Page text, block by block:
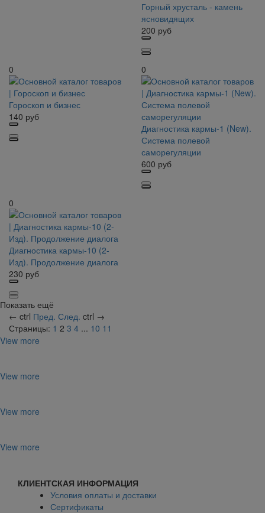
Горный хрусталь - камень
ясновидящих
200 руб
0
Гороскоп и бизнес
140 руб
0
Диагностика кармы-1 (New).
Система полевой
саморегуляции
600 руб
0
Диагностика кармы-10 (2-
Изд). Продолжение диалога
230 руб
Показать ещё
← ctrl Пред. След. ctrl →
Страницы: 1 2 3 4 ... 10 11
View more
View more
View more
View more
КЛИЕНТСКАЯ ИНФОРМАЦИЯ
Условия оплаты и доставки
Сертификаты